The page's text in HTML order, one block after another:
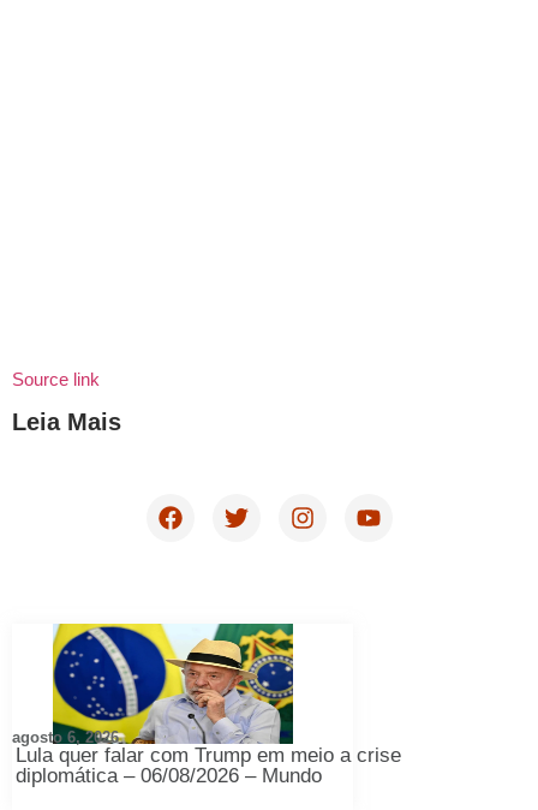
Source link
Leia Mais
Lula quer falar com Trump em meio a crise
diplomática – 06/08/2026 – Mundo
agosto 6, 2026